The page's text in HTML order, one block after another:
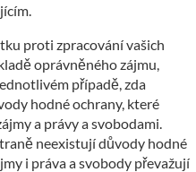
proti zpracování vašich
oprávněného zájmu,
případě, zda
hodné ochrany, které
a právy a svobodami.
neexistují důvody hodné
i práva a svobody převažují